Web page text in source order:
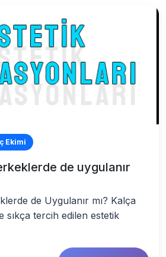
Ekimi
de uygulanır
de Uygulanır mı? Kalça
sıkça tercih edilen estetik